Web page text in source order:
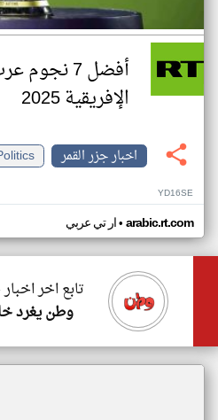
أفضل 7
الإفريقية 2025
اخبار جزر القمر
YD16SE
ار تي عربي• arabic.rt.com
تابع اخر
وطن يغرد